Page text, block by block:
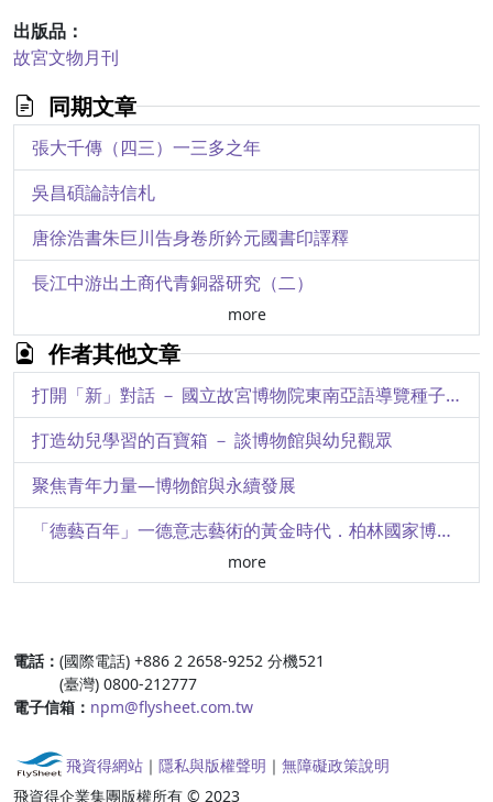
出版品：
故宮文物月刊
同期文章
張大千傳（四三）一三多之年
吳昌碩論詩信札
唐徐浩書朱巨川告身卷所鈐元國書印譯釋
長江中游出土商代青銅器研究（二）
君臣對話：硃批奏摺展介述
「德藝百年」展品精選（一）
側寫德國電影發展
「德影百年一德國電影三部曲」記實
從「藝術與科學的庇護所」到德國文化聯邦主義的旗艦
more
作者其他文章
打開「新」對話 － 國立故宮博物院東南亞語導覽種子培訓計畫
打造幼兒學習的百寶箱 － 談博物館與幼兒觀眾
聚焦青年力量—博物館與永續發展
「德藝百年」一德意志藝術的黃金時代．柏林國家博物館珍藏展策展始末側寫
三十而立，攜手同行 － 志工協會三十周年回顧與展望
故宮與兒童觀眾－國立故宮博物院兒童研習營
more
電話： (國際電話) +886 2 2658-9252 分機521
(臺灣) 0800-212777
電子信箱： npm@flysheet.com.tw
飛資得網站 ｜ 隱私與版權聲明 ｜ 無障礙政策說明
飛資得企業集團版權所有 © 2023